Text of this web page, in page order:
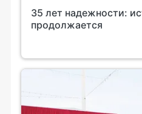
35 лет надежности:
продолжается